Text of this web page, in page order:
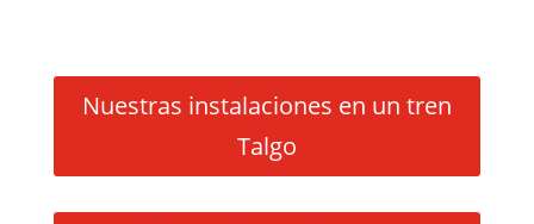
Nuestras instalaciones en un tren
Talgo